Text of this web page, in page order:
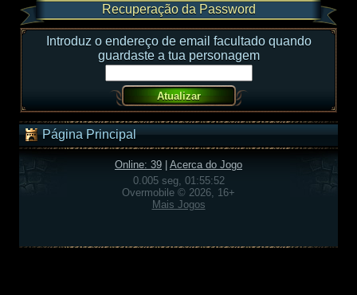
Recuperação da Password
Introduz o endereço de email facultado quando
guardaste a tua personagem
Página Principal
Online: 39
Acerca do Jogo
0.005 seg, 01:55:52
Overmobile © 2026, 16+
Mais Jogos